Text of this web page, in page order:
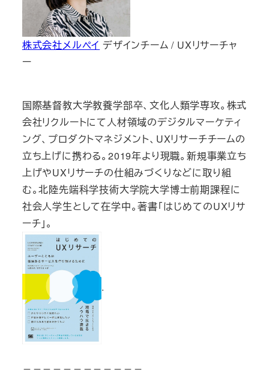
株式会社メルペイ デザインチーム / UXリサーチャ
ー
国際基督教大学教養学部卒、文化人類学専攻。株式
会社リクルートにて人材領域のデジタルマーケティ
ング、プロダクトマネジメント、UXリサーチチームの
立ち上げに携わる。2019年より現職。新規事業立ち
上げやUXリサーチの仕組みづくりなどに取り組
む。北陸先端科学技術大学院大学博士前期課程に
社会人学生として在学中。著書「はじめてのUXリサ
ーチ」。
.
－－－－－－－－－－－－